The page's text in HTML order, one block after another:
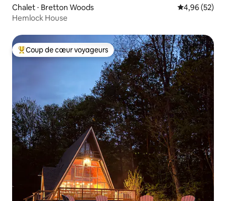
Chalet ⋅ Bretton Woods Évaluation
4,96 (52)
Hemlock House
Coups de cœur voyageurs les plus appréciés
Coup de cœur voyageurs